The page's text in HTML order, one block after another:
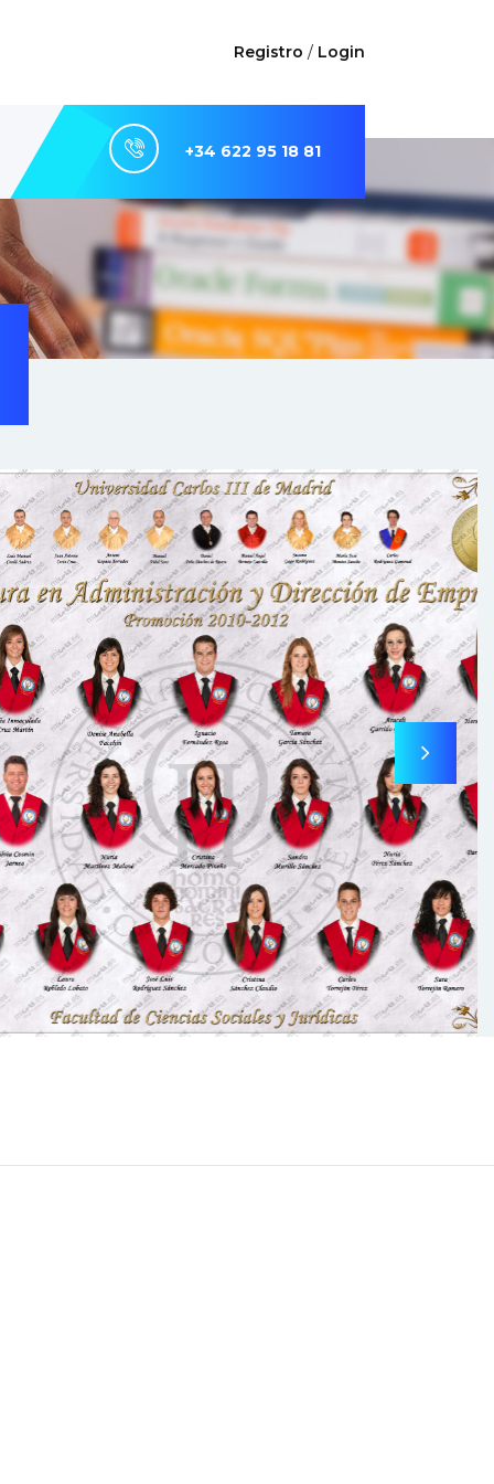
Registro / Login
+34 622 95 18 81